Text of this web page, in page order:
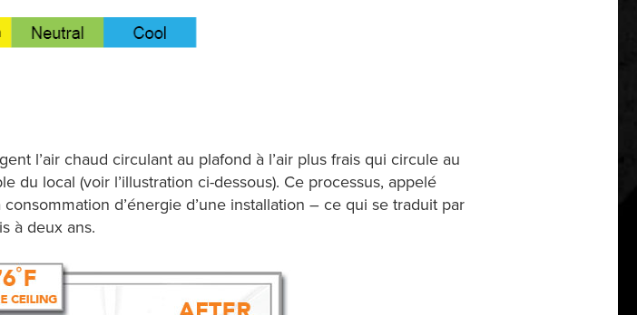
l’air chaud circulant au plafond à l’air plus frais qui circule au
du local (voir l’illustration ci-dessous). Ce processus, appelé
d’énergie d’une installation – ce qui se traduit par
à deux ans.